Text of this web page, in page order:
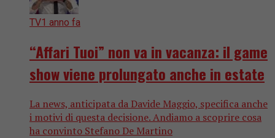
TV1 anno fa
“Affari Tuoi” non va in vacanza: il game
show viene prolungato anche in estate
La news, anticipata da Davide Maggio, specifica anche
i motivi di questa decisione. Andiamo a scoprire cosa
ha convinto Stefano De Martino